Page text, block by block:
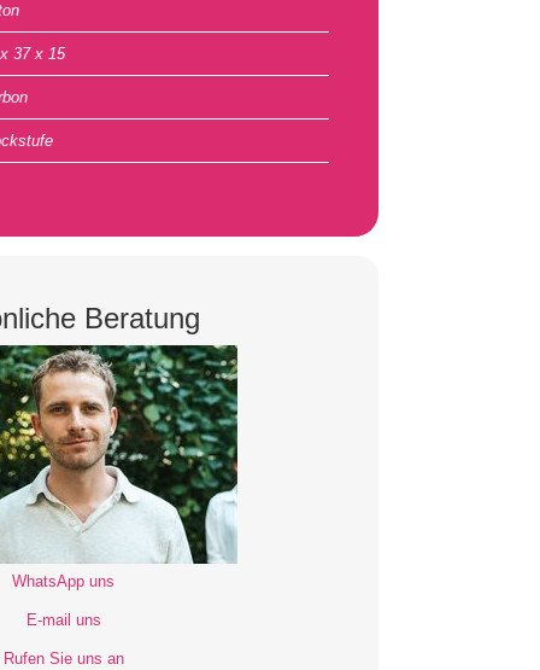
37 x 15
Beratung
WhatsApp uns
E-mail uns
Rufen Sie uns an